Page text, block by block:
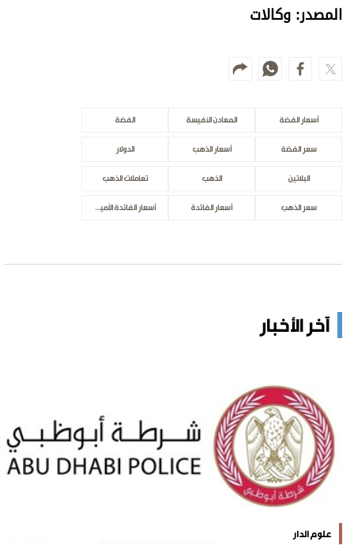
المصدر: وكالات
أسعار الفضة المعادن النفيسة الفضة
سعر الفضة أسعار الذهب الدولار
البلاتين الذهب تعاملات الذهب
سعر الذهب أسعار الفائدة أسعار الفائدة الأميركية
آخر الأخبار
علوم الدار